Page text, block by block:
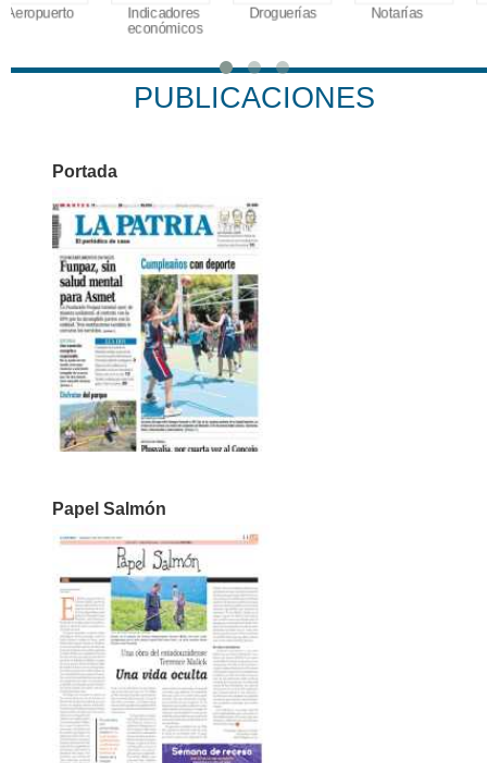
Indicadores
Droguerías Notarías
Calendario
PUBLICACIONES
Portada
Papel Salmón